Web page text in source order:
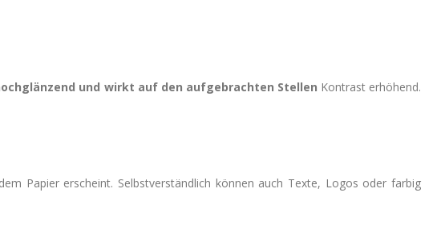
und wirkt auf den aufgebrachten Stellen Kontrast erhöhend.
Papier erscheint. Selbstverständlich können auch Texte, Logos oder farbig